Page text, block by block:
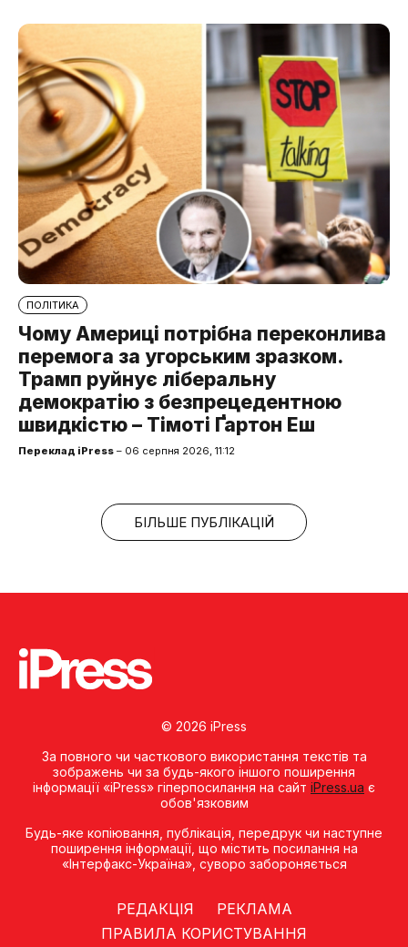
ПОЛІТИКА
Чому Америці потрібна переконлива
перемога за угорським зразком.
Трамп руйнує ліберальну
демократію з безпрецедентною
швидкістю – Тімоті Ґартон Еш
Переклад iPress – 06 серпня 2026, 11:12
БІЛЬШЕ ПУБЛІКАЦІЙ
© 2026 iPress
За повного чи часткового використання текстів та
зображень чи за будь-якого іншого поширення
інформації «iPress» гіперпосилання на сайт iPress.ua є
обов'язковим
Будь-яке копiювання, публiкацiя, передрук чи наступне
поширення iнформацiї, що мiстить посилання на
«Iнтерфакс-Україна», суворо забороняється
РЕДАКЦІЯ
РЕКЛАМА
ПРАВИЛА КОРИСТУВАННЯ